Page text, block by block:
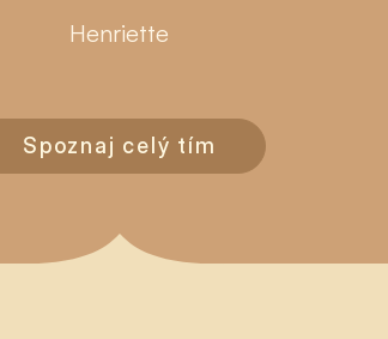
Henriette
Spoznaj celý tím